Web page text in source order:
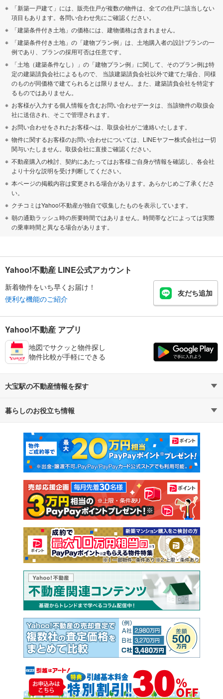
「新築一戸建て」には、販売住戸が複数の物件は、全ての住戸に該当しない
項目もあります。各問い合わせ先にご確認ください。
「建築条件付き土地」の価格には、建物価格は含まれません。
「建築条件付き土地」の「建物プラン例」は、土地購入者の設計プランの一
例であり、プランの採用可否は任意です。
「土地（建築条件なし）」の「建物プラン例」に関して、そのプラン例は特
定の建築請負会社によるもので、 当該建築請負会社以外で建てた場合、同様
のものが同価格で建てられるとは限りません。また、建築請負会社を特定す
るものではありません。
お客様が入力する個人情報を含むお問い合わせデータは、当該物件の取扱会
社に送信され、そこで管理されます。
お問い合わせをされたお客様へは、取扱会社がご連絡いたします。
物件に関するお客様のお問い合わせについては、LINEヤフー株式会社は一切
関与いたしません。取扱会社に直接ご確認ください。
不動産購入の検討、契約にあたってはお客様ご自身が情報を確認し、各会社
より十分な説明を受け判断してください。
本ページの掲載内容は変更される場合があります。あらかじめご了承くださ
い。
クチコミはYahoo!不動産が独自で収集したものを表示しています。
朝の通勤ラッシュ時の所要時間ではありません。時間帯などによっては実際
の乗車時間と異なる場合があります。
Yahoo!不動産 LINE公式アカウント
新着物件をいち早くお届け！
便利な機能のご紹介
友だち追加
Yahoo!不動産 アプリ
地図でサクッと物件探し
物件比較が手軽にできる
大宝駅の不動産情報を探す
不動産・住宅
新築マンション 中古マンション
新築一戸建て 中古一戸建て
注文住宅 土地
売却査定
暮らしのお役立ち情報
マンションカタログ 教えて！住まいの先生